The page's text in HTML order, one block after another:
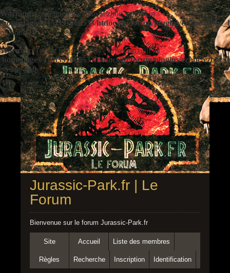
Warning: Undefined variable $ezbbc_config in
/homepages/41/d391060533/htdocs/jp/forum/plugins/ezbbc/
on line410
Warning: Trying to access array offset on null in
/homepages/41/d391060533/htdocs/jp/forum/plugins/ezbbc/
on line410
Jurassic-Park.fr | Le
Forum
Bienvenue sur le forum Jurassic-Park.fr
Site Accueil Liste des membres
Règles Recherche Inscription Identification